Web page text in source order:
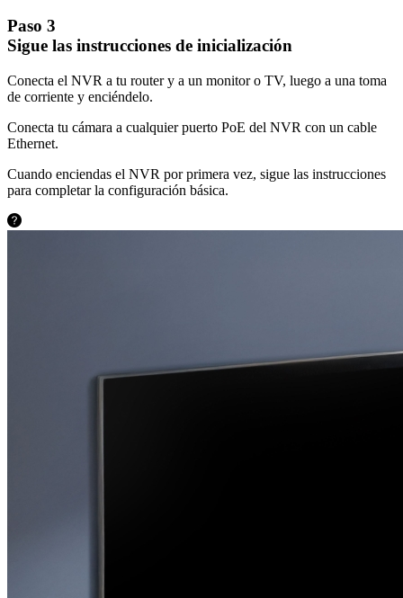
Paso 3
Sigue las instrucciones de inicialización
Conecta el NVR a tu router y a un monitor o TV, luego a una toma
de corriente y enciéndelo.
Conecta tu cámara a cualquier puerto PoE del NVR con un cable
Ethernet.
Cuando enciendas el NVR por primera vez, sigue las instrucciones
para completar la configuración básica.